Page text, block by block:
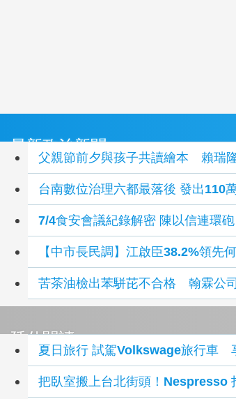
最新政治新聞
父親節前夕與孩子共讀繪本 賴瑞
台南數位治理六都最落後 發出110
7/4食安會議紀錄解密 陳以信連環
【中市長民調】江啟臣38.2%領
苦茶油檢出苯駢芘不合格 翰霖公
延伸閱讀
夏日旅行 試駕Volkswage旅行車
把臥室搬上台北街頭！Nespresso